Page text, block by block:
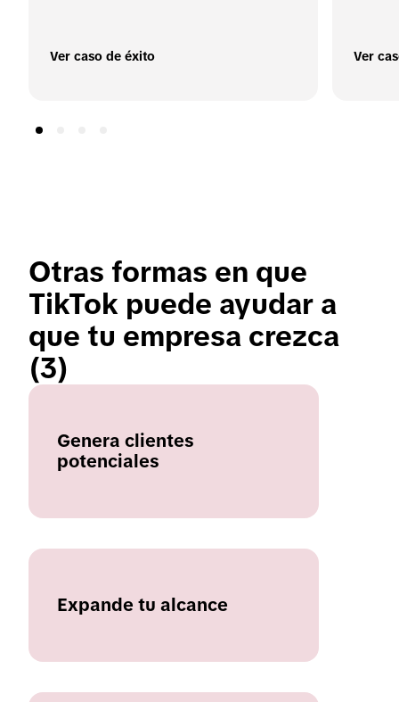
Ver caso de éxito Ver
Otras formas en que
TikTok puede ayudar a
que tu empresa crezca
(3)
Genera clientes
potenciales
Expande tu alcance